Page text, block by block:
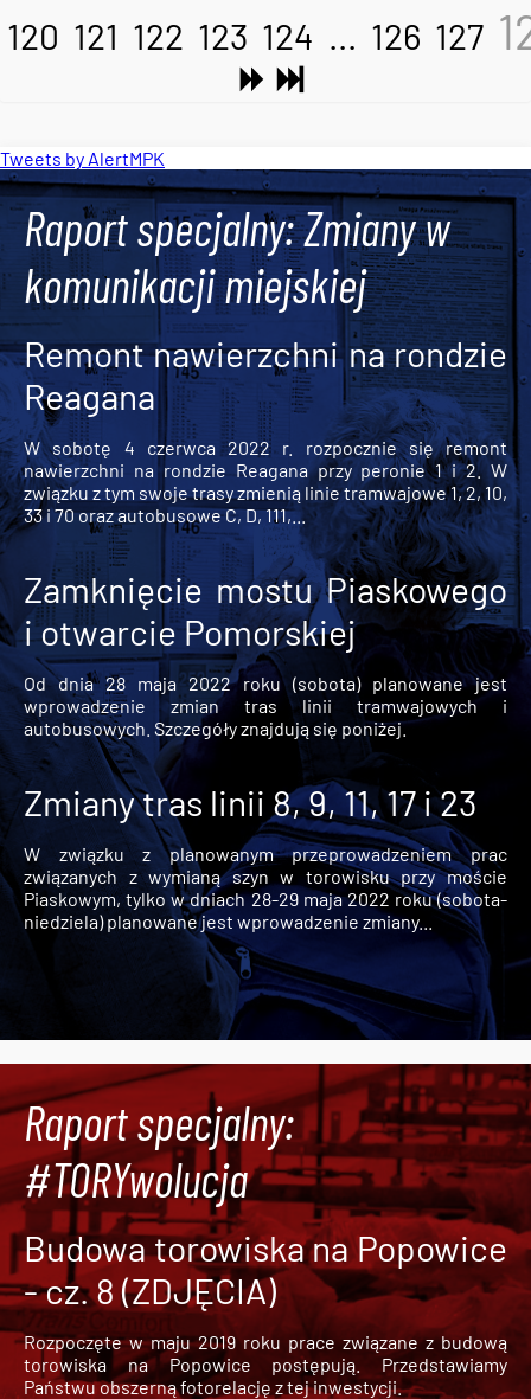
120 121 122 123 124 ... 126 127
Tweets by AlertMPK
Raport specjalny: Zmiany w
komunikacji miejskiej
Remont nawierzchni na rondzie
Reagana
W sobotę 4 czerwca 2022 r. rozpocznie się remont
nawierzchni na rondzie Reagana przy peronie 1 i 2. W
związku z tym swoje trasy zmienią linie tramwajowe 1, 2, 10,
33 i 70 oraz autobusowe C, D, 111,...
Zamknięcie mostu Piaskowego
i otwarcie Pomorskiej
Od dnia 28 maja 2022 roku (sobota) planowane jest
wprowadzenie zmian tras linii tramwajowych i
autobusowych. Szczegóły znajdują się poniżej.
Zmiany tras linii 8, 9, 11, 17 i 23
W związku z planowanym przeprowadzeniem prac
związanych z wymianą szyn w torowisku przy moście
Piaskowym, tylko w dniach 28-29 maja 2022 roku (sobota-
niedziela) planowane jest wprowadzenie zmiany...
Raport specjalny:
#TORYwolucja
Budowa torowiska na Popowice
- cz. 8 (ZDJĘCIA)
Rozpoczęte w maju 2019 roku prace związane z budową
torowiska na Popowice
postępują. Przedstawiamy
Państwu obszerną fotorelację z tej inwestycji.